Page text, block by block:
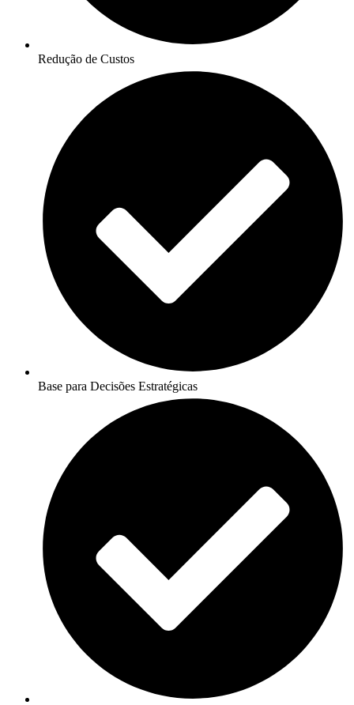
Redução de Custos
Base para Decisões Estratégicas